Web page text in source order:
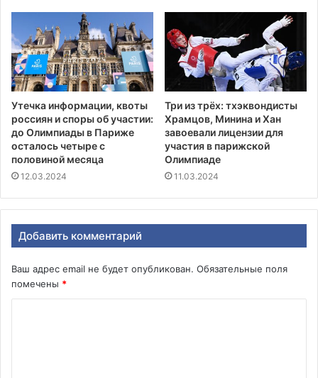
Утечка информации, квоты
россиян и споры об участии:
до Олимпиады в Париже
осталось четыре с
половиной месяца
12.03.2024
Три из трёх: тхэквондисты
Храмцов, Минина и Хан
завоевали лицензии для
участия в парижской
Олимпиаде
11.03.2024
Добавить комментарий
Ваш адрес email не будет опубликован. Обязательные поля
помечены *